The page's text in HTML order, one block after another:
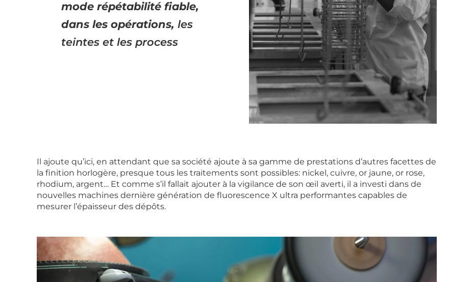
mode répétabilité fiable,
dans les opérations, les
teintes et les process
Il ajoute qu’ici, en attendant que sa société ajoute à sa gamme de prestations d’autres facettes de
la finition horlogère, presque tous les traitements sont possibles: nickel, cuivre, or jaune, or rose,
rhodium, argent… Et comme s’il fallait ajouter à la vigilance de son œil averti, il a investi dans de
nouvelles machines dernière génération de fluorescence X ultra performantes capables de
mesurer l’épaisseur des dépôts.